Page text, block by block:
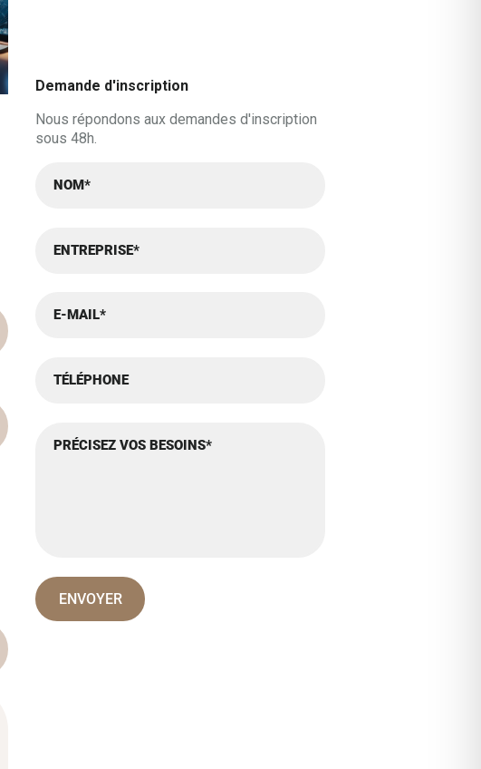
Demande d'inscription
Nous répondons aux demandes d'inscription
sous 48h.